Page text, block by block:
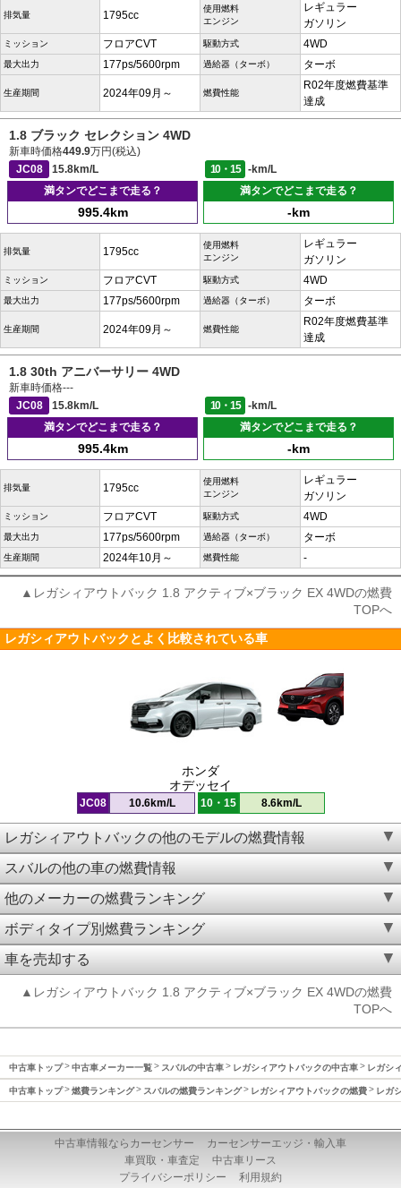
排気量 1795cc
使用燃料
エンジン
レギュラー
ガソリン
ミッション フロアCVT 駆動方式 4WD
最大出力 177ps/5600rpm 過給器（ターボ） ターボ
生産期間 2024年09月～ 燃費性能
R02年度燃費基準
達成
1.8 ブラック セレクション 4WD
新車時価格449.9万円(税込)
JC08
15.8km/L 10・15
-km/L
満タンでどこまで走る？
995.4km
満タンでどこまで走る？
-km
排気量 1795cc
使用燃料
エンジン
レギュラー
ガソリン
ミッション フロアCVT 駆動方式 4WD
最大出力 177ps/5600rpm 過給器（ターボ） ターボ
生産期間 2024年09月～ 燃費性能
R02年度燃費基準
達成
1.8 30th アニバーサリー 4WD
新車時価格---
JC08
15.8km/L 10・15
-km/L
満タンでどこまで走る？
995.4km
満タンでどこまで走る？
-km
排気量 1795cc
使用燃料
エンジン
レギュラー
ガソリン
ミッション フロアCVT 駆動方式 4WD
最大出力 177ps/5600rpm 過給器（ターボ） ターボ
生産期間 2024年10月～ 燃費性能 -
▲レガシィアウトバック 1.8 アクティブ×ブラック EX 4WDの燃費
TOPへ
レガシィアウトバックとよく比較されている車
ホンダ
オデッセイ
JC08 10.6km/L 10・15 8.6km/L
レガシィアウトバックの他のモデルの燃費情報
スバルの他の車の燃費情報
他のメーカーの燃費ランキング
ボディタイプ別燃費ランキング
車を売却する
▲レガシィアウトバック 1.8 アクティブ×ブラック EX 4WDの燃費
TOPへ
中古車トップ 中古車メーカー一覧 スバルの中古車 レガシィアウトバックの中古車 レガシ
中古車トップ 燃費ランキング スバルの燃費ランキング レガシィアウトバックの燃費 レガ
中古車情報ならカーセンサー
カーセンサーエッジ・輸入車
車買取・車査定
中古車リース
プライバシーポリシー
利用規約